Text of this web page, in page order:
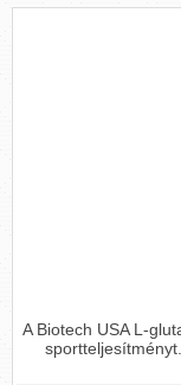
A Biotech USA L-